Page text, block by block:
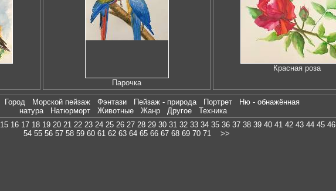
Парочка
Красная роза
Город Морской пейзаж Фэнтази Пейзаж - природа Портрет
Ню - обнажённая
натура
Натюрморт Животные Жанр Другое Техника
15 16 17 18 19 20 21 22 23 24 25 26 27 28 29 30 31 32 33 34 35 36 37 38 39 40 41 42 43 44 45 46
54 55 56 57 58 59 60 61 62 63 64 65 66 67 68 69 70 71
>>